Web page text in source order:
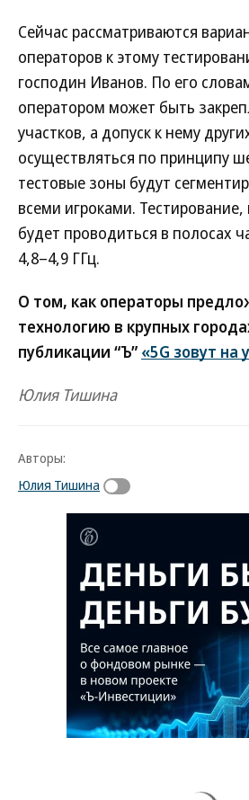
Сейчас рассматриваются
операторов к этому
господин Иванов. По его
оператором может быть
участков, а допуск к нему
осуществляться по принципу
тестовые зоны будут
всеми игроками.
будет проводиться в полосах
4,8–4,9 ГГц.
О том, как операторы
технологию в крупных
публикации “Ъ” «5G зовут на
Юлия Тишина
Авторы:
Юлия Тишина